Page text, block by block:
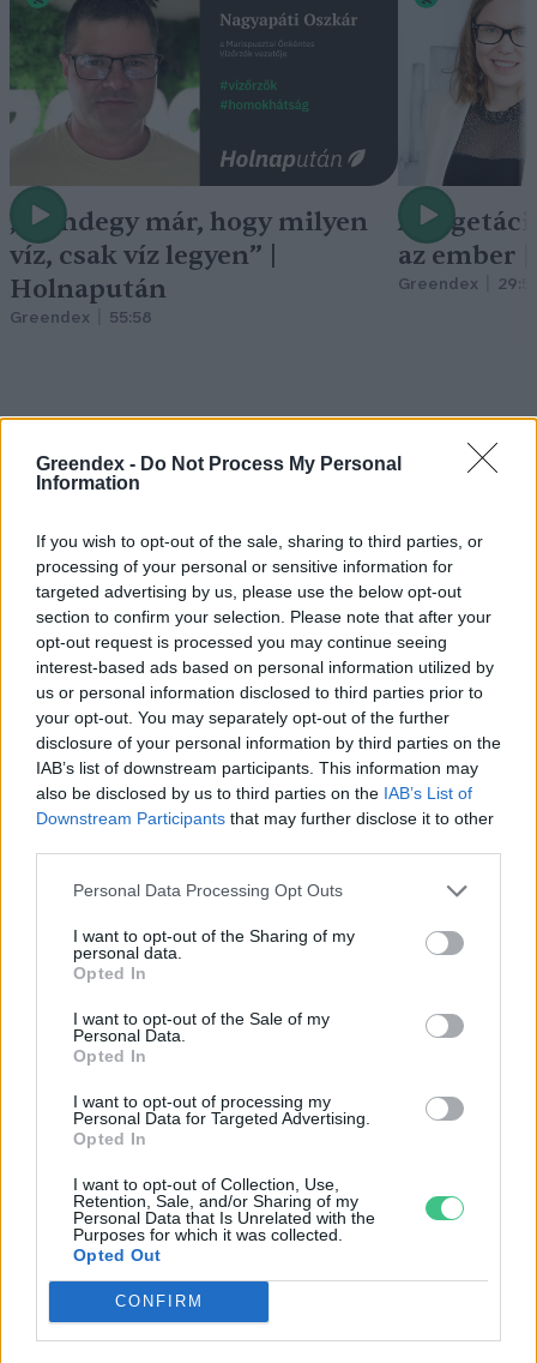
Greendex - Do Not Process My Personal
Information
If you wish to opt-out of the sale, sharing to third parties, or
processing of your personal or sensitive information for
targeted advertising by us, please use the below opt-out
section to confirm your selection. Please note that after your
opt-out request is processed you may continue seeing
interest-based ads based on personal information utilized by
us or personal information disclosed to third parties prior to
your opt-out. You may separately opt-out of the further
disclosure of your personal information by third parties on the
IAB’s list of downstream participants. This information may
also be disclosed by us to third parties on the IAB’s List of
Downstream Participants that may further disclose it to other
Personal Data Processing Opt Outs
I want to opt-out of the Sharing of my
personal data.
Opted In
I want to opt-out of the Sale of my
Personal Data.
Opted In
I want to opt-out of processing my
Personal Data for Targeted Advertising.
Opted In
I want to opt-out of Collection, Use,
Retention, Sale, and/or Sharing of my
Personal Data that Is Unrelated with the
Purposes for which it was collected.
Opted Out
CONFIRM
„Mindegy már, hogy milyen
víz, csak víz legyen” |
Holnapután
Greendex 55:58
A
az ember
Greendex
Nem csak növényrajongóknak!
érdemes meglátogatni
ÉLŐ BOLYGÓNK Granát-Galló Tímea 5 perc
is. A jó idő beköszöntével érdemes minél többet felkeresni.
Születésnapi programokkal várja a
hétvégén a közönséget a 160 éves
Fővárosi Állatkert